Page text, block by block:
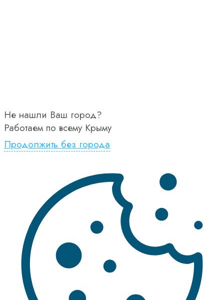
Не нашли Ваш город?
Работаем по всему Крыму
Продолжить без города